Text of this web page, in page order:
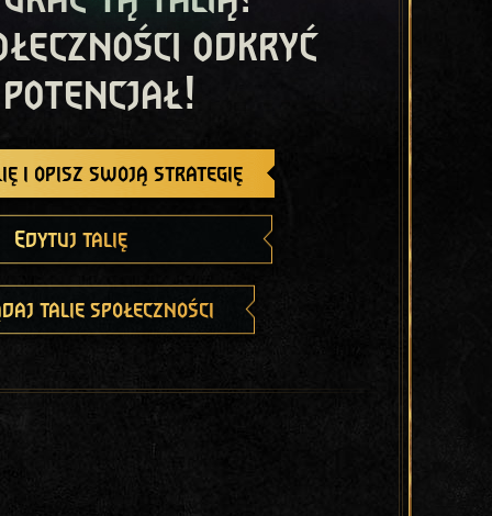
odkryć
i opisz swoją strategię
Edytuj talię
talie społeczności